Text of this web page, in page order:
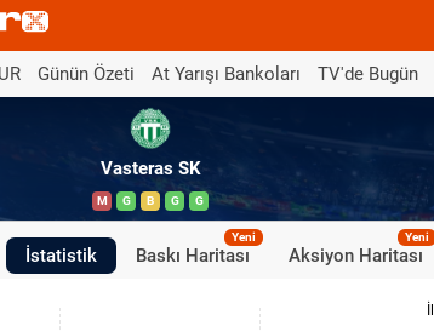
Günün Özeti At Yarışı Bankoları TV'de Bugün
Vasteras SK
M G B G G
İstatistik Baskı Haritası
Yeni
Aksiyon Haritası
Yeni